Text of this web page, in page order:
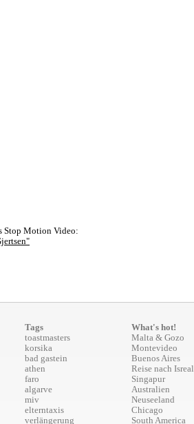
Stop Motion Video:
Tags
toastmasters
korsika
bad gastein
athen
faro
algarve
miv
elterntaxis
verlängerung
What's hot!
Malta & Gozo
Montevideo
Buenos Aires
Reise nach Isreal
Singapur
Australien
Neuseeland
Chicago
South America